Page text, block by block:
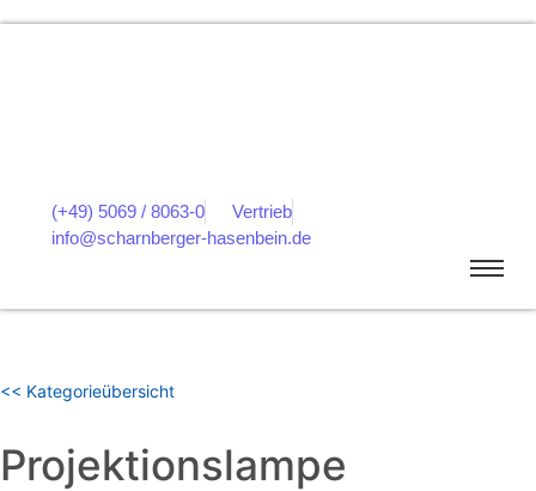
(+49) 5069 / 8063-0
Vertrieb
info@scharnberger-hasenbein.de
<< Kategorieübersicht
Projektionslampe